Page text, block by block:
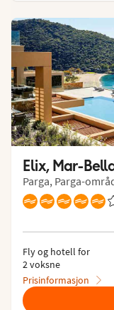
Elix, Mar-
Parga, Parga-
Fly og hotell for
2 voksne
Prisinformasjon